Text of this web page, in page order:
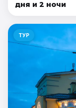
дня и 2 ночи
ТУР